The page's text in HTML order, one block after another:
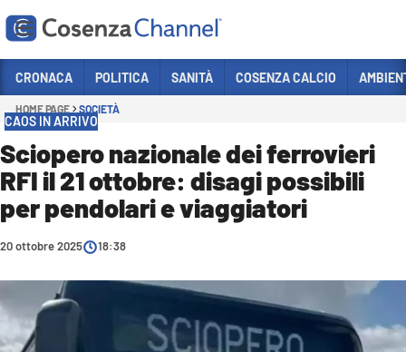
Sezioni
CRONACA
POLITICA
COSENZA CALCIO
ECONOMIA E LAVORO
SANITÀ
SPORT
CRONACA POLITICA SANITÀ COSENZA CALCIO
HOME PAGE SOCIETÀ
CAOS IN ARRIVO
Sciopero nazionale dei ferrovieri
RFI il 21 ottobre: disagi possibili
per pendolari e viaggiatori
20 ottobre 2025 18:38